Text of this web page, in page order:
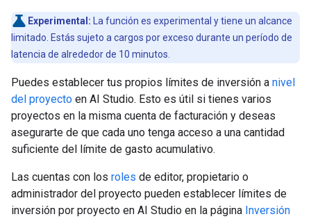
Experimental: La función es experimental y tiene un alcance
limitado. Estás sujeto a cargos por exceso durante un período de
latencia de alrededor de 10 minutos.
Puedes establecer tus propios límites de inversión a nivel
del proyecto en AI Studio. Esto es útil si tienes varios
proyectos en la misma cuenta de facturación y deseas
asegurarte de que cada uno tenga acceso a una cantidad
suficiente del límite de gasto acumulativo.
Las cuentas con los roles de editor, propietario o
administrador del proyecto pueden establecer límites de
inversión por proyecto en AI Studio en la página Inversión